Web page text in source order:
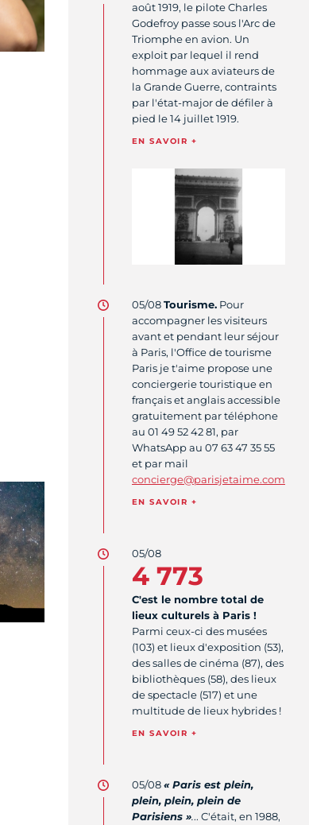
août 1919, le pilote Charles
Godefroy passe sous l'Arc de
Triomphe en avion. Un
exploit par lequel il rend
hommage aux aviateurs de
la Grande Guerre, contraints
par l'état-major de défiler à
pied le 14 juillet 1919.
EN SAVOIR +
05/08Tourisme.Pour
accompagner les visiteurs
avant et pendant leur séjour
à Paris, l'Office de tourisme
Paris je t'aime propose une
conciergerie touristique en
français et anglais accessible
gratuitement par téléphone
au 01 49 52 42 81, par
WhatsApp au 07 63 47 35 55
et par mail
concierge@parisjetaime.com
EN SAVOIR +
05/08
4 773
C'est le nombre total de
lieux culturels à Paris !
Parmi ceux-ci des musées
(103) et lieux d'exposition (53),
des salles de cinéma (87), des
bibliothèques (58), des lieux
de spectacle (517) et une
multitude de lieux hybrides !
EN SAVOIR +
05/08« Paris est plein,
plein, plein, plein de
Parisiens »... C'était, en 1988,